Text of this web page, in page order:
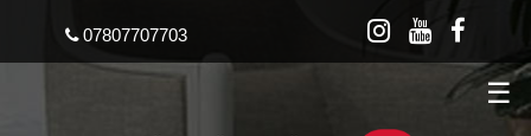
07807707703
☰